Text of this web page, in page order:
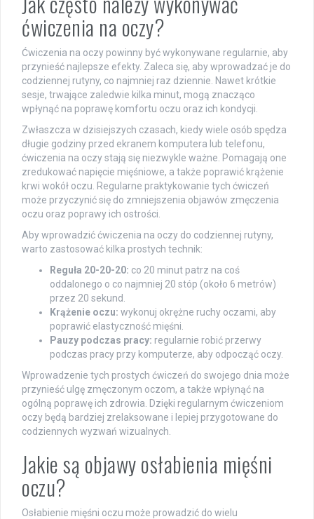
ćwiczenia na oczy?
Ćwiczenia na oczy powinny być wykonywane regularnie, aby
przynieść najlepsze efekty. Zaleca się, aby wprowadzać je do
codziennej rutyny, co najmniej raz dziennie. Nawet krótkie
sesje, trwające zaledwie kilka minut, mogą znacząco
wpłynąć na poprawę komfortu oczu oraz ich kondycji.
Zwłaszcza w dzisiejszych czasach, kiedy wiele osób spędza
długie godziny przed ekranem komputera lub telefonu,
ćwiczenia na oczy stają się niezwykle ważne. Pomagają one
zredukować napięcie mięśniowe, a także poprawić krążenie
krwi wokół oczu. Regularne praktykowanie tych ćwiczeń
może przyczynić się do zmniejszenia objawów zmęczenia
oczu oraz poprawy ich ostrości.
Aby wprowadzić ćwiczenia na oczy do codziennej rutyny,
warto zastosować kilka prostych technik:
Reguła 20-20-20: co 20 minut patrz na coś
oddalonego o co najmniej 20 stóp (około 6 metrów)
przez 20 sekund.
Krążenie oczu: wykonuj okrężne ruchy oczami, aby
poprawić elastyczność mięśni.
Pauzy podczas pracy: regularnie robić przerwy
podczas pracy przy komputerze, aby odpocząć oczy.
Wprowadzenie tych prostych ćwiczeń do swojego dnia może
przynieść ulgę zmęczonym oczom, a także wpłynąć na
ogólną poprawę ich zdrowia. Dzięki regularnym ćwiczeniom
oczy będą bardziej zrelaksowane i lepiej przygotowane do
codziennych wyzwań wizualnych.
Jakie są objawy osłabienia mięśni
oczu?
Osłabienie mięśni oczu może prowadzić do wielu